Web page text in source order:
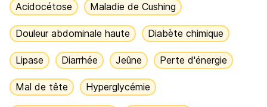
Acidocétose Maladie de Cushing
Douleur abdominale haute Diabète chimique
Lipase Diarrhée Jeûne Perte d'énergie
Mal de tête Hyperglycémie